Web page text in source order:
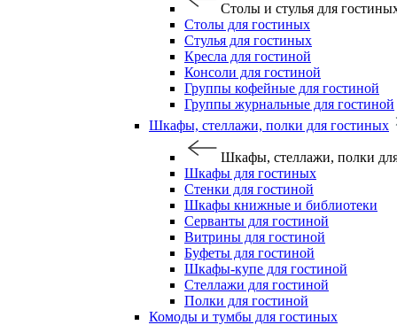
Столы и стулья для
Столы для гостиных
Стулья для гостиных
Кресла для гостиной
Консоли для гостиной
Группы кофейные для гостиной
Группы журнальные для гостиной
Шкафы, стеллажи, полки для гостиных
Шкафы, стеллажи, полки
Шкафы для гостиных
Стенки для гостиной
Шкафы книжные и библиотеки
Серванты для гостиной
Витрины для гостиной
Буфеты для гостиной
Шкафы-купе для гостиной
Стеллажи для гостиной
Полки для гостиной
Комоды и тумбы для гостиных